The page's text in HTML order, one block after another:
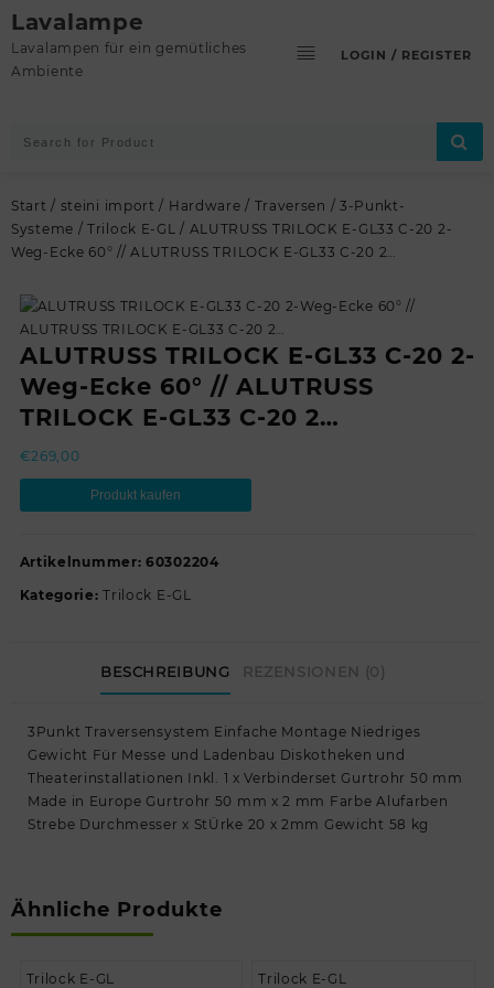
Skip
to
content
Lavalampe
Lavalampen für ein gemütliches
Ambiente
LOGIN / REGISTER
Start / steini import / Hardware / Traversen / 3-Punkt-
Systeme /Trilock E-GL / ALUTRUSS TRILOCK E-GL33 C-20 2-
Weg-Ecke 60° // ALUTRUSS TRILOCK E-GL33 C-20 2…
ALUTRUSS TRILOCK E-GL33 C-20 2-
Weg-Ecke 60° // ALUTRUSS
TRILOCK E-GL33 C-20 2…
€269,00
Produkt kaufen
Artikelnummer: 60302204
Kategorie:Trilock E-GL
BESCHREIBUNG REZENSIONEN (0)
3Punkt Traversensystem Einfache Montage Niedriges
Gewicht Für Messe und Ladenbau Diskotheken und
Theaterinstallationen Inkl. 1 x Verbinderset Gurtrohr 50 mm
Made in Europe Gurtrohr 50 mm x 2 mm Farbe Alufarben
Strebe Durchmesser x StÜrke 20 x 2mm Gewicht 58 kg
Ähnliche Produkte
Trilock E-GL Trilock E-GL